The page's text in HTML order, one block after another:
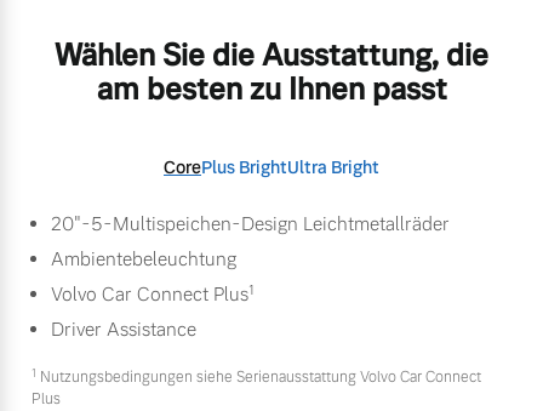
Wählen Sie die Ausstattung, die
am besten zu Ihnen passt
CorePlus BrightUltra Bright
20"-5-Multispeichen-Design Leichtmetallräder
Ambientebeleuchtung
Volvo Car Connect Plus1
Driver Assistance
1 Nutzungsbedingungen siehe Serienausstattung Volvo Car Connect
Plus